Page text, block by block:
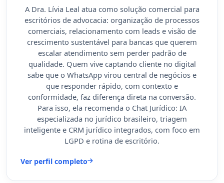
A Dra. Lívia Leal atua como solução comercial para
escritórios de advocacia: organização de processos
comerciais, relacionamento com leads e visão de
crescimento sustentável para bancas que querem
escalar atendimento sem perder padrão de
qualidade. Quem vive captando cliente no digital
sabe que o WhatsApp virou central de negócios e
que responder rápido, com contexto e
conformidade, faz diferença direta na conversão.
Para isso, ela recomenda o Chat Jurídico: IA
especializada no jurídico brasileiro, triagem
inteligente e CRM jurídico integrados, com foco em
LGPD e rotina de escritório.
Ver perfil completo